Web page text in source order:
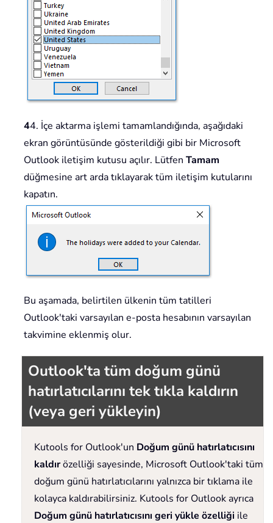
44. İçe aktarma işlemi tamamlandığında, aşağıdaki
ekran görüntüsünde gösterildiği gibi bir Microsoft
Outlook iletişim kutusu açılır. Lütfen Tamam
düğmesine art arda tıklayarak tüm iletişim kutularını
kapatın.
Bu aşamada, belirtilen ülkenin tüm tatilleri
Outlook'taki varsayılan e-posta hesabının varsayılan
takvimine eklenmiş olur.
Outlook'ta tüm doğum günü
hatırlatıcılarını tek tıkla kaldırın
(veya geri yükleyin)
Kutools for Outlook'un Doğum günü hatırlatıcısını
kaldırözelliği sayesinde, Microsoft Outlook'taki tüm
doğum günü hatırlatıcılarını yalnızca bir tıklama ile
kolayca kaldırabilirsiniz. Kutools for Outlook ayrıca
Doğum günü hatırlatıcısını geri yükle özelliği ile